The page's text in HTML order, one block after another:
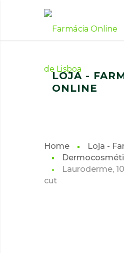
FARMÁCIA
LOJA -
ONLINE
Home
Loja -
Lauroderme,
cut